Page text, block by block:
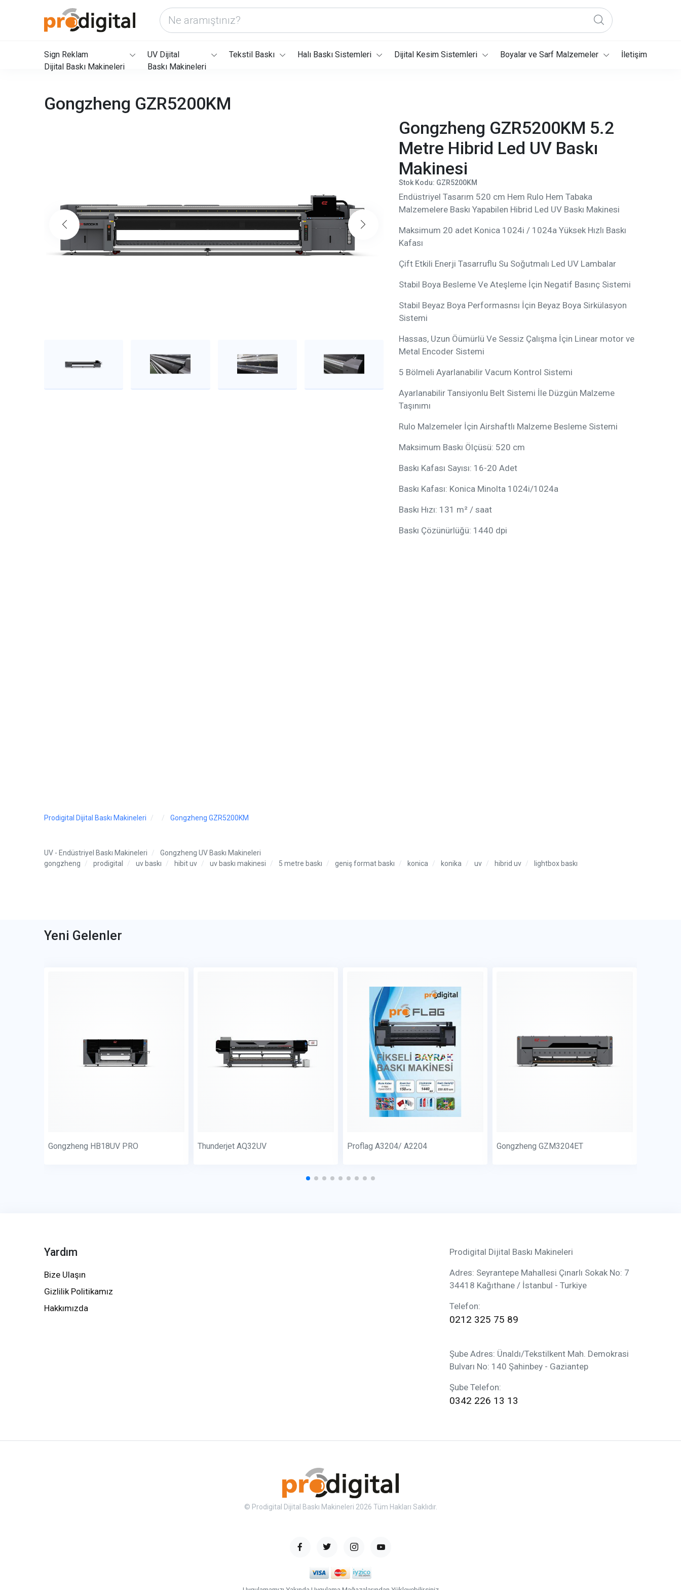
Sign Reklam
Dijital Baskı Makineleri
UV Dijital
Baskı Makineleri
Tekstil Baskı Halı Baskı Sistemleri Dijital Kesim Sistemleri Boyalar ve Sarf Malzemeler İletişim
Gongzheng GZR5200KM
Gongzheng GZR5200KM 5.2
Metre Hibrid Led UV Baskı
Makinesi
Stok Kodu: GZR5200KM
Endüstriyel Tasarım 520 cm Hem Rulo Hem Tabaka
Malzemelere Baskı Yapabilen Hibrid Led UV Baskı Makinesi
Maksimum 20 adet Konica 1024i / 1024a Yüksek Hızlı Baskı
Kafası
Çift Etkili Enerji Tasarruflu Su Soğutmalı Led UV Lambalar
Stabil Boya Besleme Ve Ateşleme İçin Negatif Basınç Sistemi
Stabil Beyaz Boya Performasnsı İçin Beyaz Boya Sirkülasyon
Sistemi
Hassas, Uzun Öümürlü Ve Sessiz Çalışma İçin Linear motor ve
Metal Encoder Sistemi
5 Bölmeli Ayarlanabilir Vacum Kontrol Sistemi
Ayarlanabilir Tansiyonlu Belt Sistemi İle Düzgün Malzeme
Taşınımı
Rulo Malzemeler İçin Airshaftlı Malzeme Besleme Sistemi
Maksimum Baskı Ölçüsü: 520 cm
Baskı Kafası Sayısı: 16-20 Adet
Baskı Kafası: Konica Minolta 1024i/1024a
Baskı Hızı: 131 m² / saat
Baskı Çözünürlüğü: 1440 dpi
Prodigital Dijital Baskı Makineleri Gongzheng GZR5200KM
UV - Endüstriyel Baskı Makineleri
Gongzheng UV Baskı Makineleri
gongzheng
prodigital uv baskı hibit uv uv baskı makinesi 5 metre baskı geniş format baskı konica konika uv hibrid uv lightbox baskı
Yeni Gelenler
Gongzheng HB18UV PRO Thunderjet AQ32UV Proflag A3204/ A2204 Gongzheng GZM3204ET
Yardım
Bize Ulaşın
Gizlilik Politikamız
Hakkımızda
Prodigital Dijital Baskı Makineleri
Adres: Seyrantepe Mahallesi Çınarlı Sokak No: 7
34418 Kağıthane / İstanbul - Turkiye
Telefon:
0212 325 75 89
Şube Adres: Ünaldı/Tekstilkent Mah. Demokrasi
Bulvarı No: 140 Şahinbey - Gaziantep
Şube Telefon:
0342 226 13 13
© Prodigital Dijital Baskı Makineleri 2026 Tüm Hakları Saklıdır.